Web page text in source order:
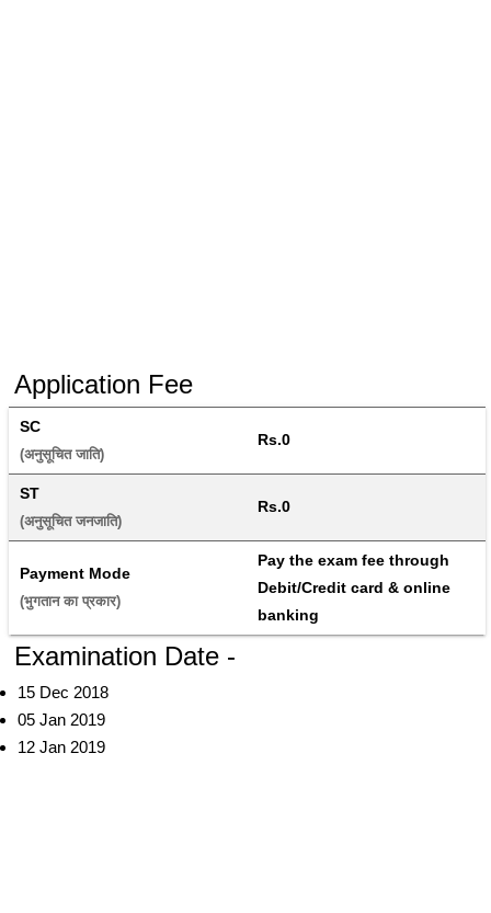
Application Fee
SC
(अनुसूचित जाति)
Rs.0
ST
(अनुसूचित जनजाति)
Rs.0
Payment Mode
(भुगतान का प्रकार)
Pay the exam fee through
Debit/Credit card & online
banking
Examination Date -
15 Dec 2018
05 Jan 2019
12 Jan 2019